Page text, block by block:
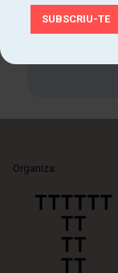
Organiza: